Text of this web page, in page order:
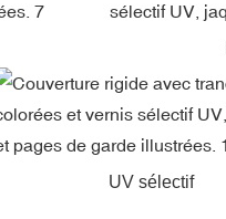
UV sélectif